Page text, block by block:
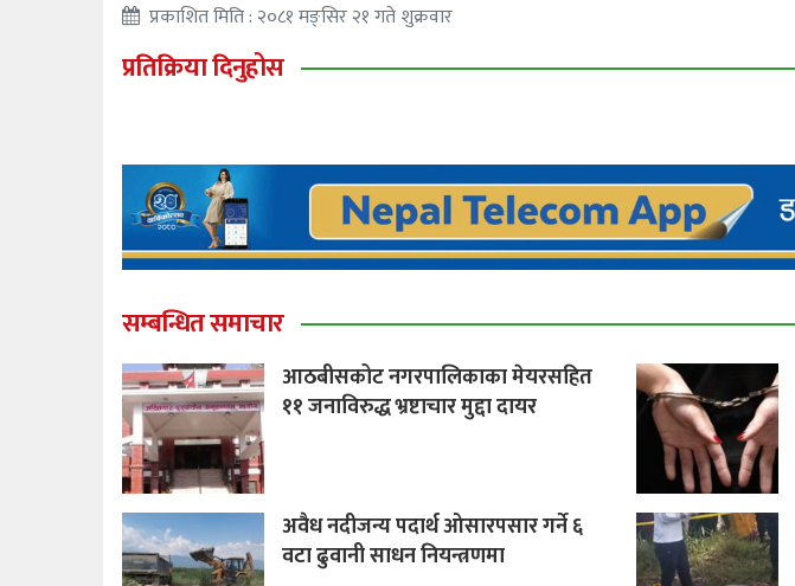
प्रकाशित मिति : २०८१ मङ्सिर २१ गते शुक्रवार
प्रतिक्रिया दिनुहोस
सम्बन्धित समाचार
आठबीसकोट नगरपालिकाका मेयरसहित
११ जनाविरुद्ध भ्रष्टाचार मुद्दा दायर
अवैध नदीजन्य पदार्थ ओसारपसार गर्ने ६
वटा ढुवानी साधन नियन्त्रणमा